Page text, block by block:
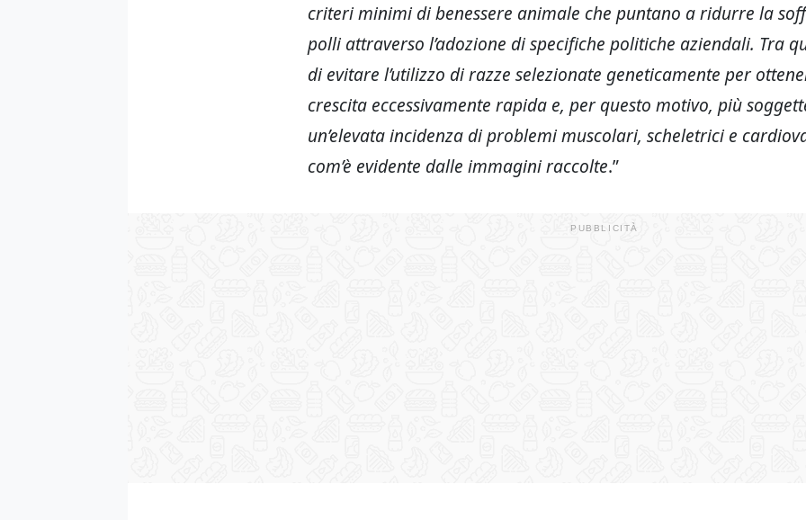
criteri minimi di benessere animale che puntano a ridurre la
polli attraverso l’adozione di specifiche politiche aziendali. Tra
di evitare l’utilizzo di razze selezionate geneticamente per
crescita eccessivamente rapida e, per questo motivo, più
un’elevata incidenza di problemi muscolari, scheletrici e
com’è evidente dalle immagini raccolte.”